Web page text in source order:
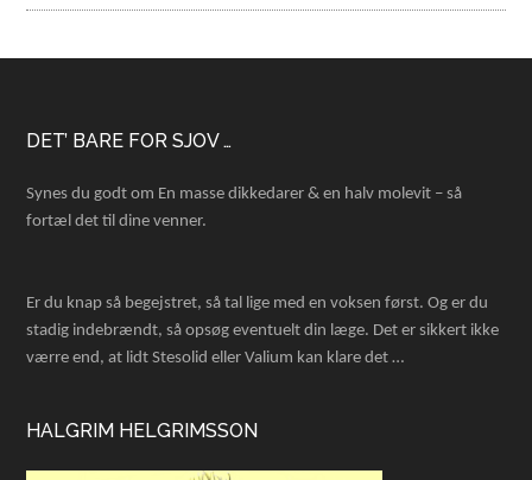
Footer
DET’ BARE FOR SJOV …
Synes du godt om En masse dikkedarer & en halv molevit – så
fortæl det til dine venner.
Er du knap så begejstret, så tal lige med en voksen først. Og er du
stadig indebrændt, så opsøg eventuelt din læge. Det er sikkert ikke
værre end, at lidt Stesolid eller Valium kan klare det …
HALGRIM HELGRIMSSON